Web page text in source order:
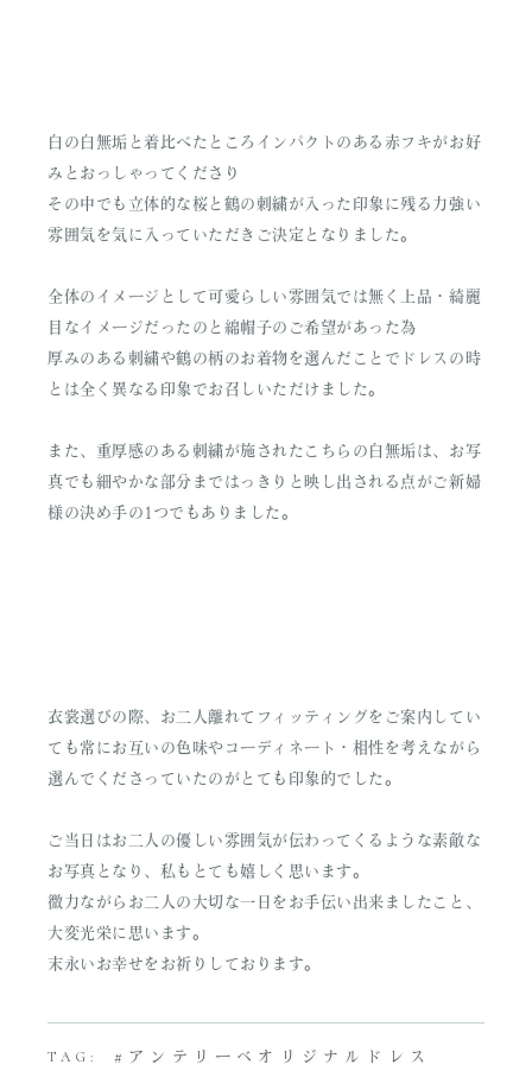
白の白無垢と着比べたところインパクトのある赤フキがお好
みとおっしゃってくださり
その中でも立体的な桜と鶴の刺繍が入った印象に残る力強い
雰囲気を気に入っていただきご決定となりました。
全体のイメージとして可愛らしい雰囲気では無く上品・綺麗
目なイメージだったのと綿帽子のご希望があった為
厚みのある刺繍や鶴の柄のお着物を選んだことでドレスの時
とは全く異なる印象でお召しいただけました。
また、重厚感のある刺繍が施されたこちらの白無垢は、お写
真でも細やかな部分まではっきりと映し出される点がご新婦
様の決め手の1つでもありました。
衣裳選びの際、お二人離れてフィッティングをご案内してい
ても常にお互いの色味やコーディネート・相性を考えながら
選んでくださっていたのがとても印象的でした。
ご当日はお二人の優しい雰囲気が伝わってくるような素敵な
お写真となり、私もとても嬉しく思います。
微力ながらお二人の大切な一日をお手伝い出来ましたこと、
大変光栄に思います。
末永いお幸せをお祈りしております。
TAG: アンテリーベオリジナルドレス